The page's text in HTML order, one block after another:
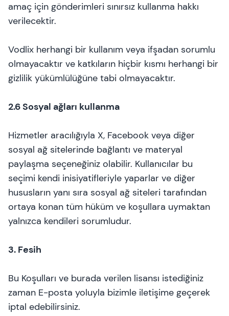
amaç için gönderimleri sınırsız kullanma hakkı
verilecektir.
Vodlix herhangi bir kullanım veya ifşadan sorumlu
olmayacaktır ve katkıların hiçbir kısmı herhangi bir
gizlilik yükümlülüğüne tabi olmayacaktır.
2.6 Sosyal ağları kullanma
Hizmetler aracılığıyla X, Facebook veya diğer
sosyal ağ sitelerinde bağlantı ve materyal
paylaşma seçeneğiniz olabilir. Kullanıcılar bu
seçimi kendi inisiyatifleriyle yaparlar ve diğer
hususların yanı sıra sosyal ağ siteleri tarafından
ortaya konan tüm hüküm ve koşullara uymaktan
yalnızca kendileri sorumludur.
3. Fesih
Bu Koşulları ve burada verilen lisansı istediğiniz
zaman E-posta yoluyla bizimle iletişime geçerek
iptal edebilirsiniz.